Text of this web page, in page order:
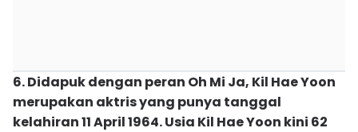
6. Didapuk dengan peran Oh Mi Ja, Kil Hae Yoon
merupakan aktris yang punya tanggal
kelahiran 11 April 1964. Usia Kil Hae Yoon kini 62